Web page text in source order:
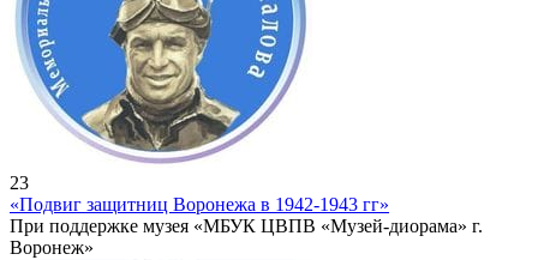
23
«Подвиг защитниц Воронежа в 1942-1943 гг»
При поддержке музея «МБУК ЦВПВ «Музей-диорама» г.
Воронеж»